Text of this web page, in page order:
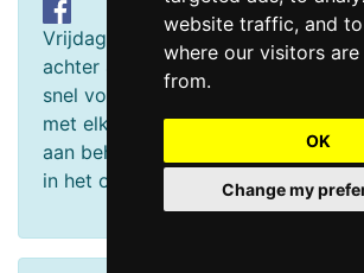
website traffic, and
where our visitors
from.
OK
Change my
Vrijdag geweest, er ligt een soort
achter 4 mannen lagen,eerst
snel vonden zei elkaar. Waarna ze
met elkaars geslacht speelde.
aan beheerder haal de bossage
in het oog.